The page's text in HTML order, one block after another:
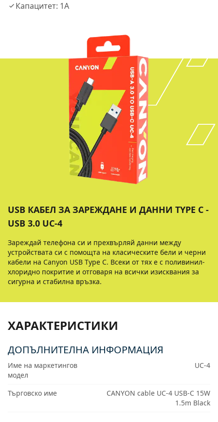
Капацитет: 1A
USB КАБЕЛ ЗА ЗАРЕЖДАНЕ И ДАННИ TYPE C -
USB 3.0 UC-4
Зареждай телефона си и прехвърляй данни между
устройствата си с помощта на класическите бели и черни
кабели на Canyon USB Type C. Всеки от тях е с поливинил-
хлоридно покритие и отговаря на всички изисквания за
сигурна и стабилна връзка.
ХАРАКТЕРИСТИКИ
ДОПЪЛНИТЕЛНА ИНФОРМАЦИЯ
Име на маркетингов
модел
UC-4
Търговско име
CANYON cable UC-4 USB-C 15W
1.5m Black